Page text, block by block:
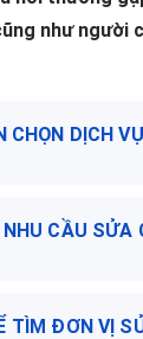
như người
DỊCH
CẦU SỬA
TÌM ĐƠN VỊ